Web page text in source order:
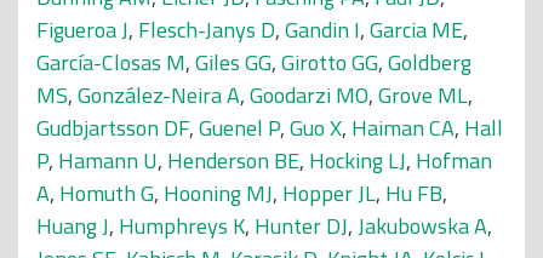
Figueroa J, Flesch-Janys D,Gandin I,Garcia ME,
García-Closas M,Giles GG,Girotto GG,Goldberg
MS,González-Neira A,Goodarzi MO,Grove ML,
Gudbjartsson DF,Guenel P,Guo X, Haiman CA, Hall
P, Hamann U, Henderson BE, Hocking LJ, Hofman
A, Homuth G, Hooning MJ, Hopper JL, Hu FB,
Huang J, Humphreys K, Hunter DJ,Jakubowska A,